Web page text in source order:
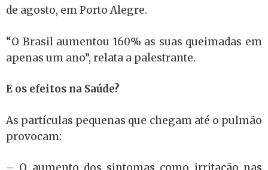
de agosto, em Porto Alegre.
“O Brasil aumentou 160% as suas queimadas em
apenas um ano”, relata a palestrante.
E os efeitos na Saúde?
As partículas pequenas que chegam até o pulmão
provocam: